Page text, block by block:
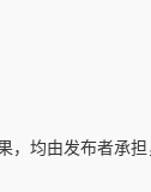
，均由发布者承担